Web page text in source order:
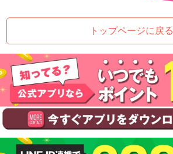
トップページに戻る